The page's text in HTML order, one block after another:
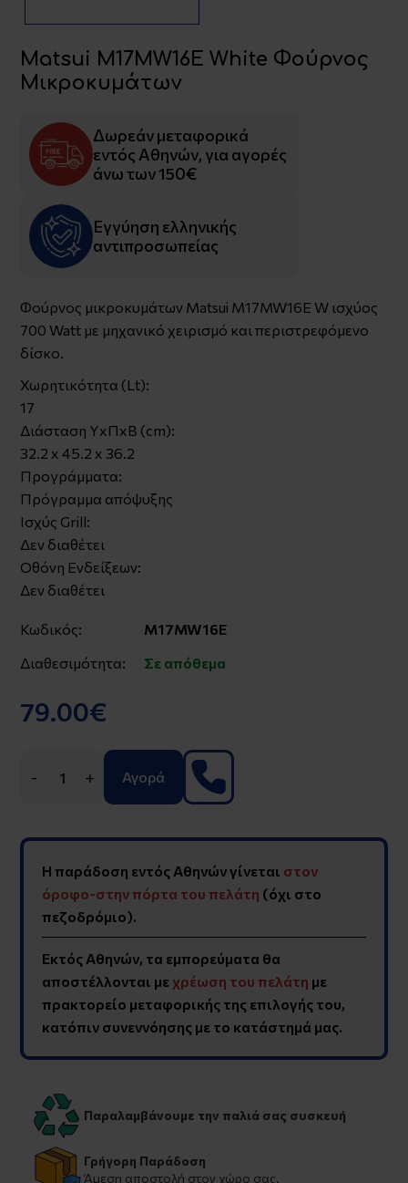
Matsui M17MW16E White Φούρνος
Μικροκυμάτων
Δωρεάν μεταφορικά
εντός Αθηνών, για αγορές
άνω των 150€
Εγγύηση ελληνικής
αντιπροσωπείας
Φούρνος μικροκυμάτων Matsui M17MW16E W ισχύος
700 Watt με μηχανικό χειρισμό και περιστρεφόμενο
δίσκο.
Χωρητικότητα (Lt):
17
Διάσταση ΥxΠxΒ (cm):
32.2 x 45.2 x 36.2
Προγράμματα:
Πρόγραμμα απόψυξης
Ισχύς Grill:
Δεν διαθέτει
Οθόνη Ενδείξεων:
Δεν διαθέτει
Κωδικός:
M17MW16E
Διαθεσιμότητα:
Σε απόθεμα
79.00€
- + Αγορά
Η παράδοση εντός Αθηνών γίνεται στον
όροφο-στην πόρτα του πελάτη (όχι στο
πεζοδρόμιο).
Εκτός Αθηνών, τα εμπορεύματα θα
αποστέλλονται μεχρέωση του πελάτη με
πρακτορείο μεταφορικής της επιλογής του,
κατόπιν συνεννόησης με το κατάστημά μας.
Παραλαμβάνουμε την παλιά σας συσκευή
Γρήγορη Παράδοση
Άμεση αποστολή στον χώρο σας.